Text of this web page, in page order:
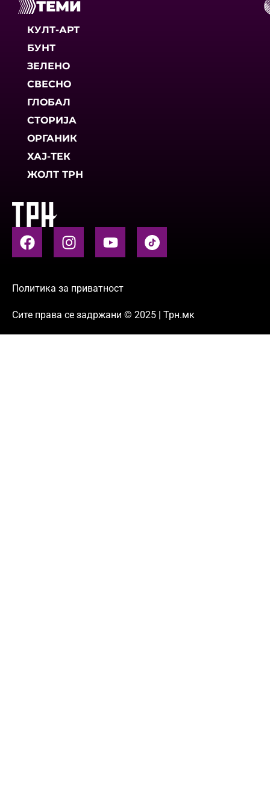
ТЕМИ
КУЛТ-АРТ
БУНТ
ЗЕЛЕНО
СВЕСНО
ГЛОБАЛ
СТОРИЈА
ОРГАНИК
ХАЈ-ТЕК
ЖОЛТ ТРН
Политика за приватност
Сите права се задржани © 2025 | Трн.мк